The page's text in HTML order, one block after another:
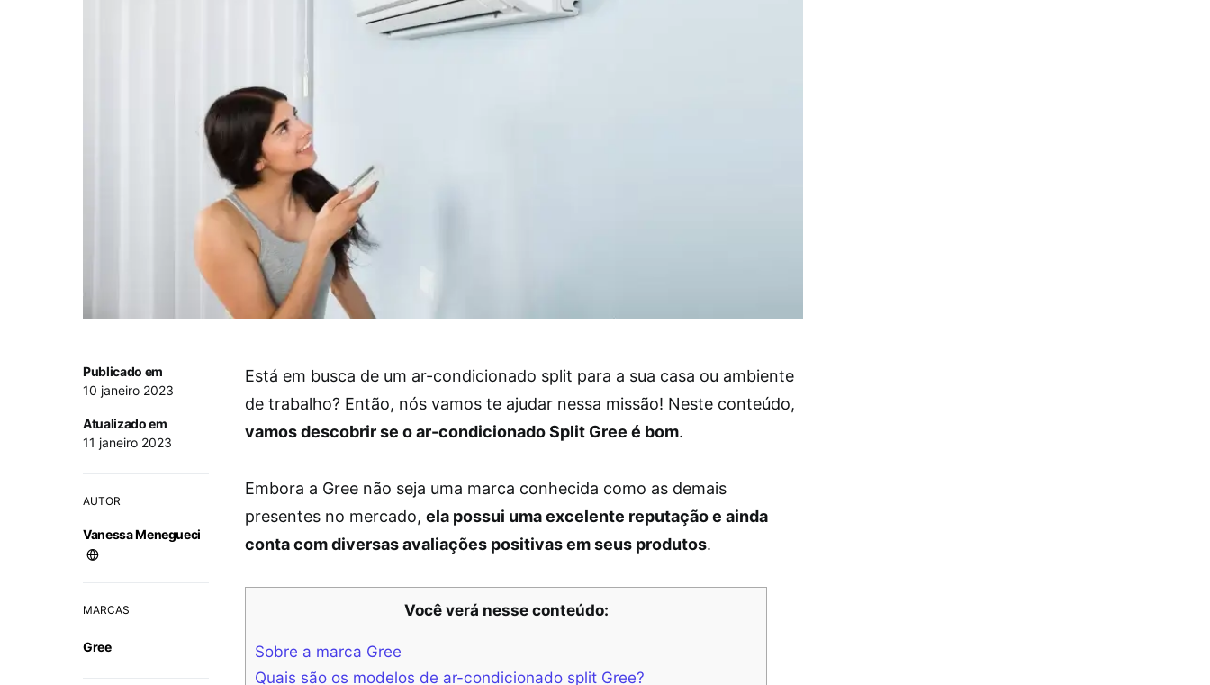
Publicado em
10 janeiro 2023
Atualizado em
11 janeiro 2023
AUTOR
Vanessa Menegueci
MARCAS
Gree
Está em busca de um ar-condicionado split para a sua casa ou ambiente
de trabalho? Então, nós vamos te ajudar nessa missão! Neste conteúdo,
vamos descobrir se o ar-condicionado Split Gree é bom.
Embora a Gree não seja uma marca conhecida como as demais
presentes no mercado, ela possui uma excelente reputação e ainda
conta com diversas avaliações positivas em seus produtos.
Você verá nesse conteúdo:
Sobre a marca Gree
Quais são os modelos de ar-condicionado split Gree?